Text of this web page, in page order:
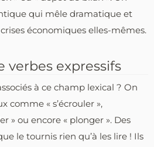
qui mêle dramatique et
économiques elles-mêmes.
verbes expressifs
à ce champ lexical ? On
comme « s’écrouler »,
» ou encore « plonger ». Des
le tournis rien qu’à les lire ! Ils